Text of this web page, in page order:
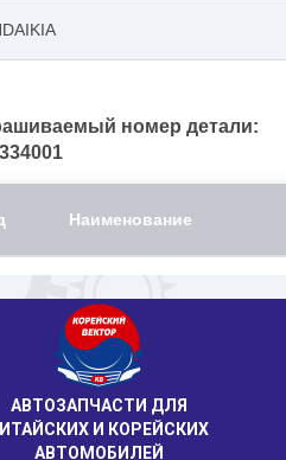
номер детали:
Наименование
АВТОЗАПЧАСТИ ДЛЯ
И КОРЕЙСКИХ
АВТОМОБИЛЕЙ